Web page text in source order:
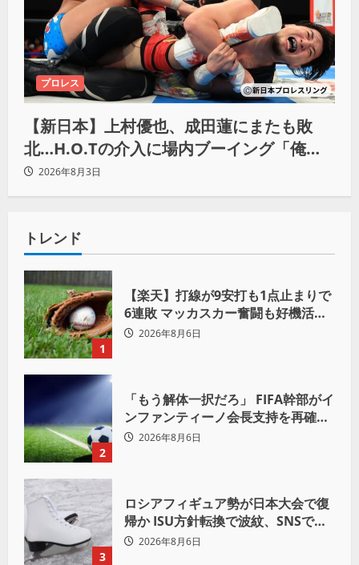
プロレス
【新日本】上村優也、成田蓮にまたも敗
北…H.O.Tの介入に場内ブーイング「俺が
闘いたい蓮じゃない！」
2026年8月3日
トレンド
1
【楽天】打線が9安打も1点止まりで
6連敗 マッカスカー奮闘も好機活か
せず借金「22」
2026年8月6日
2
「もう解体一択だろ」 FIFA幹部がイ
ンファンティーノ会長支持を再確認
も 批判収まらず
2026年8月6日
3
ロシアフィギュア勢が日本大会で復
帰か ISU方針転換で波紋、SNSでは
賛否両論
2026年8月6日